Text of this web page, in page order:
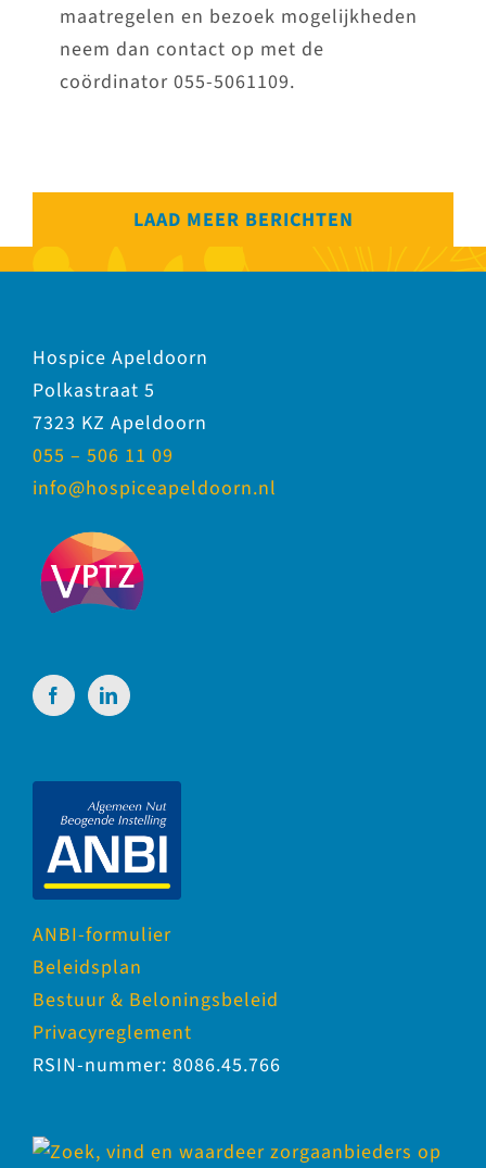
maatregelen en bezoek mogelijkheden
neem dan contact op met de
coördinator 055-5061109.
LAAD MEER BERICHTEN
Hospice Apeldoorn
Polkastraat 5
7323 KZ Apeldoorn
055 – 506 11 09
info@hospiceapeldoorn.nl
ANBI-formulier
Beleidsplan
Bestuur & Beloningsbeleid
Privacyreglement
RSIN-nummer: 8086.45.766